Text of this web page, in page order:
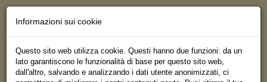
Servizi
Iscriviti
Ricerca
Informazioni sui cookie
Questo sito web utilizza cookie. Questi hanno due funzioni: da un
lato garantiscono le funzionalità di base per questo sito web,
dall'altro, salvando e analizzando i dati utente anonimizzati, ci